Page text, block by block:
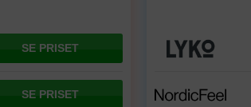
SE PRISET
SE PRISET